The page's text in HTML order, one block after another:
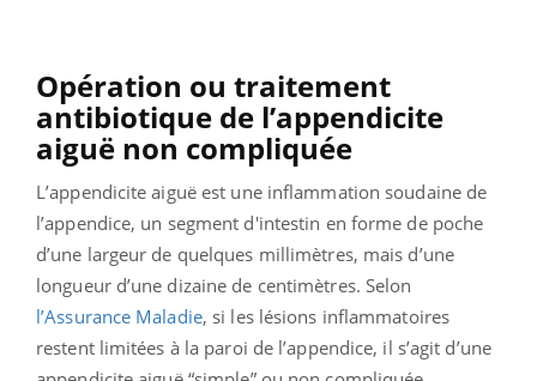
Opération ou traitement
antibiotique de l’appendicite
aiguë non compliquée
L’appendicite aiguë est une inflammation soudaine de
l’appendice, un segment d'intestin en forme de poche
d’une largeur de quelques millimètres, mais d’une
longueur d’une dizaine de centimètres. Selon
l’Assurance Maladie, si les lésions inflammatoires
restent limitées à la paroi de l’appendice, il s’agit d’une